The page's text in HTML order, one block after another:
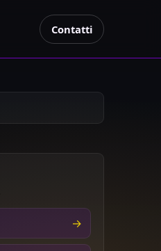
Contatti